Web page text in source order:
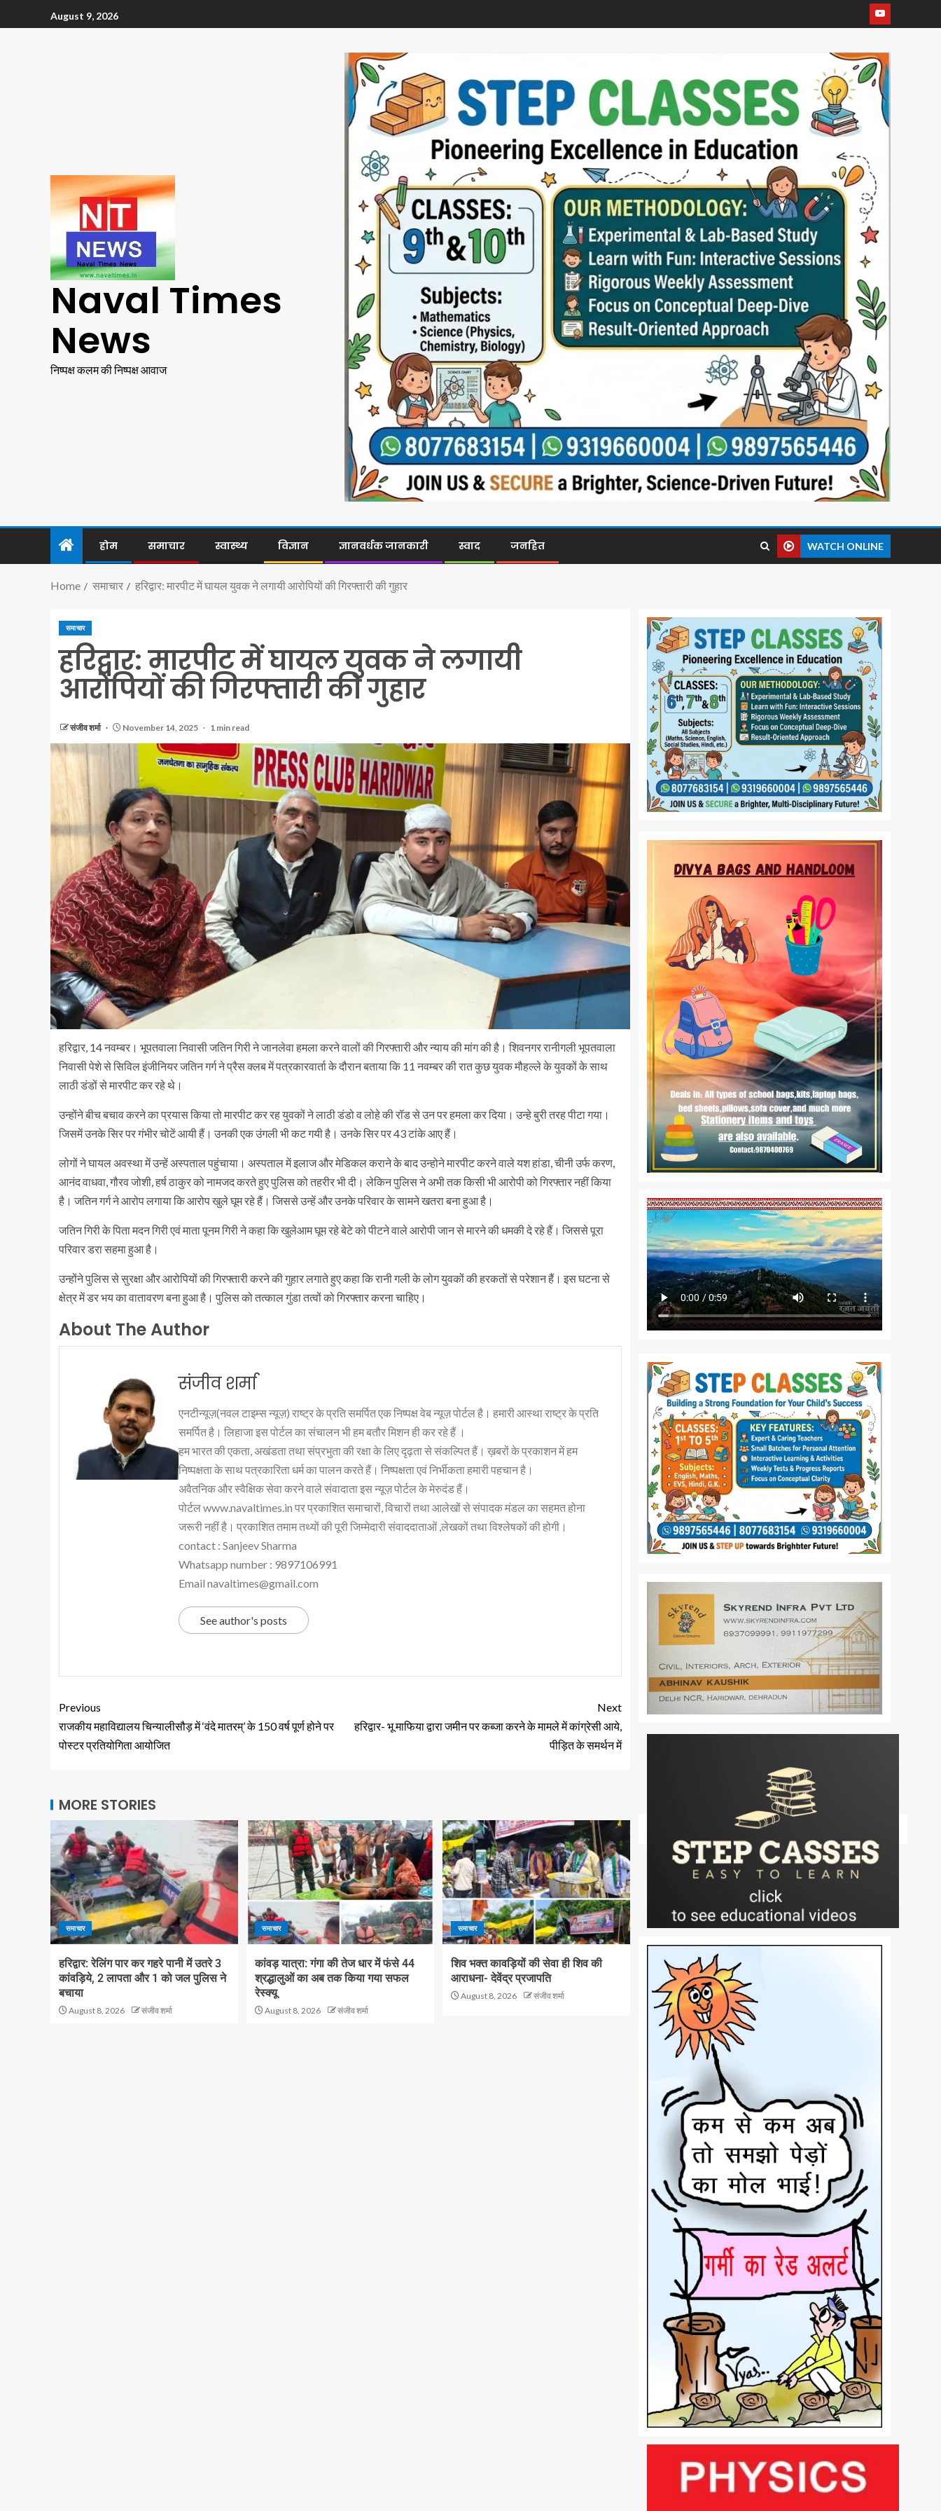
August 9, 2026
Naval Times
News
निष्पक्ष कलम की निष्पक्ष आवाज
होम समाचार स्वास्थ्य विज्ञान ज्ञानवर्धक जानकारी स्वाद जनहित WATCH ONLINE
Home समाचार हरिद्वार: मारपीट में घायल युवक ने लगायी आरोपियों की गिरफ्तारी की गुहार
समाचार
हरिद्वार: मारपीट में घायल युवक ने लगायी
आरोपियों की गिरफ्तारी की गुहार
संजीव शर्मा November 14, 2025 1 min read
हरिद्वार, 14 नवम्बर। भूपतवाला निवासी जतिन गिरी ने जानलेवा हमला करने वालों की गिरफ्तारी और न्याय की मांग की है। शिवनगर रानीगली भूपतवाला
निवासी पेशे से सिविल इंजीनियर जतिन गर्ग ने प्रैस क्लब में पत्रकारवार्ता के दौरान बताया कि 11 नवम्बर की रात कुछ युवक मौहल्ले के युवकों के साथ
लाठी डंडों से मारपीट कर रहे थे।
उन्होंने बीच बचाव करने का प्रयास किया तो मारपीट कर रह युवकों ने लाठी डंडो व लोहे की रॉड से उन पर हमला कर दिया। उन्हे बुरी तरह पीटा गया।
जिसमें उनके सिर पर गंभीर चोटें आयी हैं। उनकी एक उंगली भी कट गयी है। उनके सिर पर 43 टांके आए हैं।
लोगों ने घायल अवस्था में उन्हें अस्पताल पहुंचाया। अस्पताल में इलाज और मेडिकल कराने के बाद उन्होने मारपीट करने वाले यश हांडा, चीनी उर्फ करण,
आनंद वाधवा, गौरव जोशी, हर्ष ठाकुर को नामजद करते हुए पुलिस को तहरीर भी दी। लेकिन पुलिस ने अभी तक किसी भी आरोपी को गिरफ्तार नहीं किया
है। जतिन गर्ग ने आरोप लगाया कि आरोप खुले घूम रहे हैं। जिससे उन्हें और उनके परिवार के सामने खतरा बना हुआ है।
जतिन गिरी के पिता मदन गिरी एवं माता पूनम गिरी ने कहा कि खुलेआम घूम रहे बेटे को पीटने वाले आरोपी जान से मारने की धमकी दे रहे हैं। जिससे पूरा
परिवार डरा सहमा हुआ है।
उन्होंने पुलिस से सुरक्षा और आरोपियों की गिरफ्तारी करने की गुहार लगाते हुए कहा कि रानी गली के लोग युवकों की हरकतों से परेशान हैं। इस घटना से
क्षेत्र में डर भय का वातावरण बना हुआ है। पुलिस को तत्काल गुंडा तत्वों को गिरफ्तार करना चाहिए।
About The Author
संजीव शर्मा
एनटीन्यूज़(नवल टाइम्स न्यूज़) राष्ट्र के प्रति समर्पित एक निष्पक्ष वेब न्यूज़ पोर्टल है। हमारी आस्था राष्ट्र के प्रति
समर्पित है। लिहाजा इस पोर्टल का संचालन भी हम बतौर मिशन ही कर रहे हैं ।
हम भारत की एकता, अखंडता तथा संप्रभुता की रक्षा के लिए दृढ़ता से संकल्पित हैं। ख़बरों के प्रकाशन में हम
निष्पक्षता के साथ पत्रकारिता धर्म का पालन करते हैं। निष्पक्षता एवं निर्भीकता हमारी पहचान है।
अवैतनिक और स्वैक्षिक सेवा करने वाले संवादाता इस न्यूज़ पोर्टल के मेरुदंड हैं।
पोर्टल www.navaltimes.in पर प्रकाशित समाचारों, विचारों तथा आलेखों से संपादक मंडल का सहमत होना
जरूरी नहीं है। प्रकाशित तमाम तथ्यों की पूरी जिम्मेदारी संवाददाताओं ,लेखकों तथा विश्लेषकों की होगी।
contact : Sanjeev Sharma
Whatsapp number : 9897106991
Email navaltimes@gmail.com
See author's posts
Previous
राजकीय महाविद्यालय चिन्यालीसौड़ में ‘वंदे मातरम्’ के 150 वर्ष पूर्ण होने पर
पोस्टर प्रतियोगिता आयोजित
Next
हरिद्वार- भू माफिया द्वारा जमीन पर कब्जा करने के मामले में कांग्रेसी आये,
पीड़ित के समर्थन में
MORE STORIES
समाचार
हरिद्वार: रेलिंग पार कर गहरे पानी में उतरे 3
कांवड़िये, 2 लापता और 1 को जल पुलिस ने
बचाया
August 8, 2026 संजीव शर्मा
समाचार
कांवड़ यात्रा: गंगा की तेज धार में फंसे 44
श्रद्धालुओं का अब तक किया गया सफल
रेस्क्यू
August 8, 2026 संजीव शर्मा
समाचार
शिव भक्त कावड़ियों की सेवा ही शिव की
आराधना- देवेंद्र प्रजापति
August 8, 2026 संजीव शर्मा